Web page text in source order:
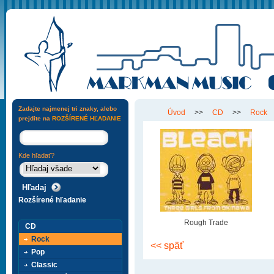
Úvod >> CD >> Rock
Rough Trade
<< späť
Zadajte najmenej tri znaky, alebo
prejdite na ROZŠÍRENÉ HĽADANIE
Kde hľadať?
Rozšírené hľadanie
CD
Rock
Pop
Classic